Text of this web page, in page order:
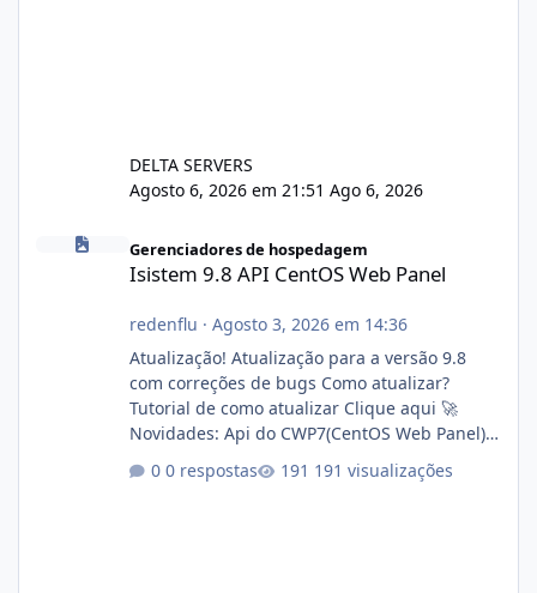
DELTA SERVERS
Agosto 6, 2026 em 21:51 Ago 6, 2026
Isistem 9.8 API CentOS Web Panel
Gerenciadores de hospedagem
Isistem 9.8 API CentOS Web Panel
redenflu · Agosto 3, 2026 em 14:36
Atualização! Atualização para a versão 9.8
com correções de bugs Como atualizar?
Tutorial de como atualizar Clique aqui 🚀
Novidades: Api do CWP7(CentOS Web Panel)
Link publico para consulta de sub.dominio
autorizado a usasr o isistem:
0 respostas 191 visualizações